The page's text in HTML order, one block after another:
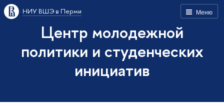
Меню
НИУ ВШЭ в Перми
Центр молодежной
политики и студенческих
инициатив